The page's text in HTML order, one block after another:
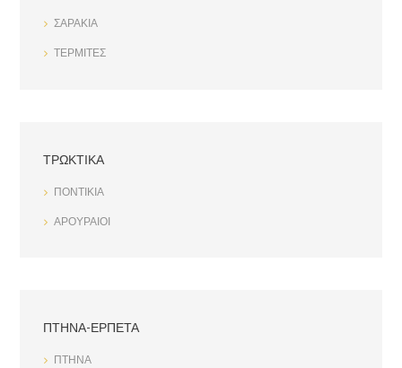
ΣΑΡΑΚΙΑ
ΤΕΡΜΙΤΕΣ
ΤΡΩΚΤΙΚΑ
ΠΟΝΤΙΚΙΑ
ΑΡΟΥΡΑΙΟΙ
ΠΤΗΝΑ-ΕΡΠΕΤΑ
ΠΤΗΝΑ